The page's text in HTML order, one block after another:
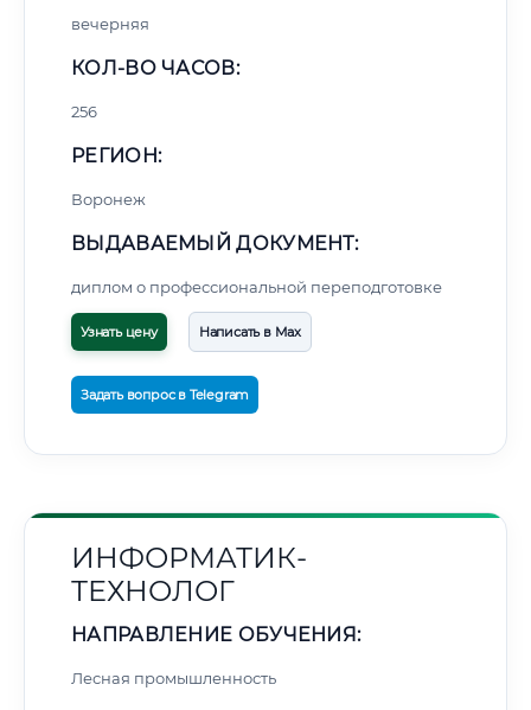
вечерняя
КОЛ-ВО ЧАСОВ:
256
РЕГИОН:
Воронеж
ВЫДАВАЕМЫЙ ДОКУМЕНТ:
диплом о профессиональной переподготовке
Узнать цену Написать в Max
Задать вопрос в Telegram
ИНФОРМАТИК-
ТЕХНОЛОГ
НАПРАВЛЕНИЕ ОБУЧЕНИЯ:
Лесная промышленность